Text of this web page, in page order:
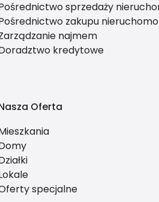
sprzedaży
zakupu
najmem
kredytowe
Oferta
specjalne